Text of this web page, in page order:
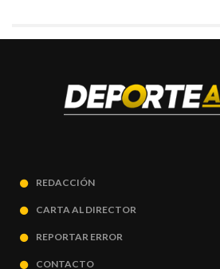
REDACCIÓN
CARTA AL DIRECTOR
REPORTAR ERROR
CONTACTO